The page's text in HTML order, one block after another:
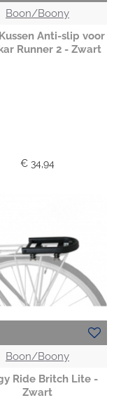
Boon/Boony
Anti-slip voor
Runner 2 - Zwart
€ 34,94
Boon/Boony
Ride Britch Lite -
Zwart